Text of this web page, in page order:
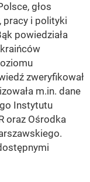
głos
pracy i polityki
powiedziała
zweryfikował
m.in. dane
Instytutu
oraz Ośrodka